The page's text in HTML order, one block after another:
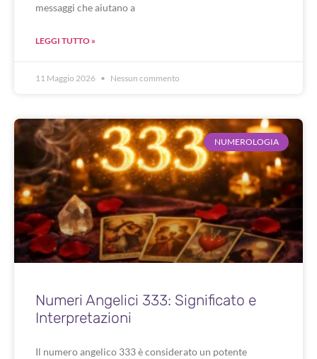
messaggi che aiutano a
LEGGI TUTTO »
11 Maggio 2026 Nessun commento
NUMEROLOGIA
Numeri Angelici 333: Significato e
Interpretazioni
Il numero angelico 333 è considerato un potente